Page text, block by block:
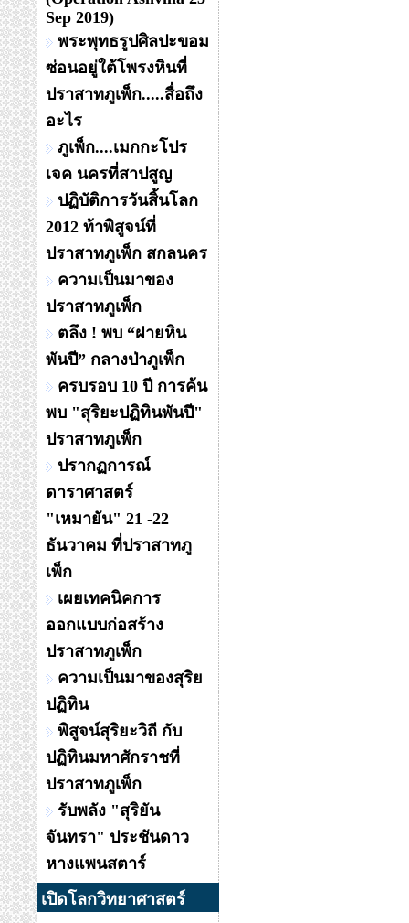
Sep 2019)
พระพุทธรูปศิลปะขอม
ซ่อนอยู่ใต้โพรงหินที่
ปราสาทภูเพ็ก.....สื่อถึง
อะไร
ภูเพ็ก....เมกกะโปร
เจค นครที่สาปสูญ
ปฏิบัติการวันสิ้นโลก
2012 ท้าพิสูจน์ที่
ปราสาทภูเพ็ก สกลนคร
ความเป็นมาของ
ปราสาทภูเพ็ก
ตลึง ! พบ “ฝายหิน
พันปี” กลางป่าภูเพ็ก
ครบรอบ 10 ปี การค้น
พบ "สุริยะปฏิทินพันปี"
ปราสาทภูเพ็ก
ปรากฏการณ์
ดาราศาสตร์
"เหมายัน" 21 -22
ธันวาคม ที่ปราสาทภู
เพ็ก
เผยเทคนิคการ
ออกแบบก่อสร้าง
ปราสาทภูเพ็ก
ความเป็นมาของสุริย
ปฏิทิน
พิสูจน์สุริยะวิถี กับ
ปฏิทินมหาศักราชที่
ปราสาทภูเพ็ก
รับพลัง "สุริยัน
จันทรา" ประชันดาว
หางแพนสตาร์
เปิดโลกวิทยาศาสตร์